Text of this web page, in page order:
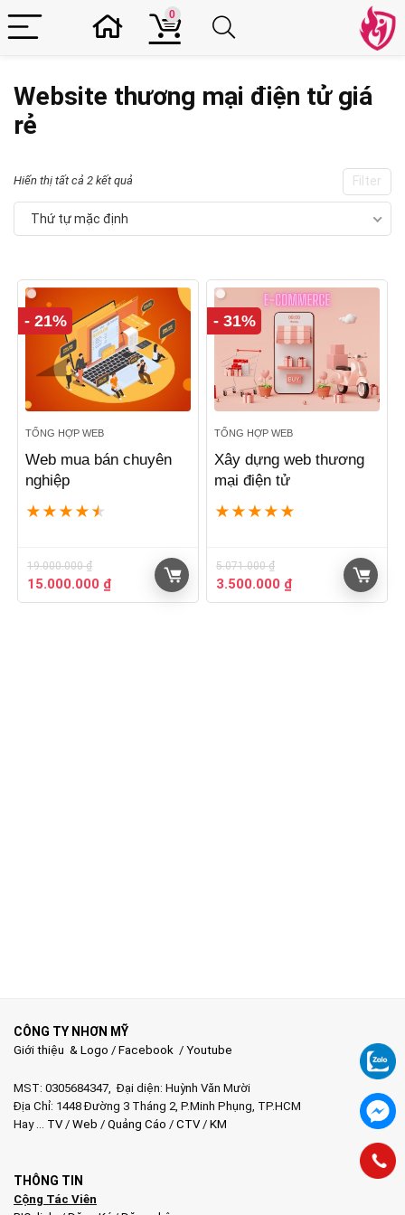
0
Website thương mại điện tử giá
rẻ
Filter
Hiển thị tất cả 2 kết quả
Thứ tự mặc định
- 21%
TỔNG HỢP WEB
Web mua bán chuyên
nghiệp
★ ★ ★ ★ ★
19.000.000₫
Giá
gốc
15.000.000 ₫Giá
hiện
- 31%
TỔNG HỢP WEB
Xây dựng web thương
mại điện tử
★ ★ ★ ★ ★
5.071.000₫
Giá
gốc
3.500.000 ₫Giá
hiện
CÔNG TY NHƠN MỸ
Giới thiệu & Logo / Facebook / Youtube
MST: 0305684347, Đại diện: Huỳnh Văn Mười
Địa Chỉ: 1448 Đường 3 Tháng 2, P.Minh Phụng, TP.HCM
Hay … TV/ Web / Quảng Cáo / CTV/ KM
THÔNG TIN
Cộng Tác Viên